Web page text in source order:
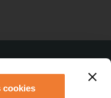
cookies